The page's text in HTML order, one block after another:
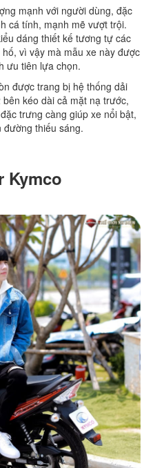
mạnh với người dùng, đặc
cá tính, mạnh mẽ vượt trội.
dáng thiết kế tương tự các
vì vậy mà mẫu xe này được
ưu tiên lựa chọn.
được trang bị hệ thống dải
kéo dài cả mặt nạ trước,
trưng càng giúp xe nổi bật,
đường thiếu sáng.
Kymco